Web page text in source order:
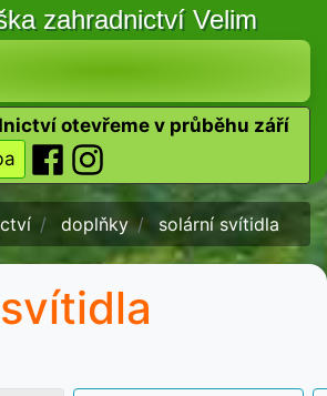
zahradnictví Velim
otevřeme v průběhu září
doplňky solární svítidla